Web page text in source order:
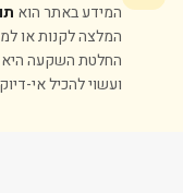
המידע באתר הוא
המלצה לקנות או
ועשוי להכיל אי-